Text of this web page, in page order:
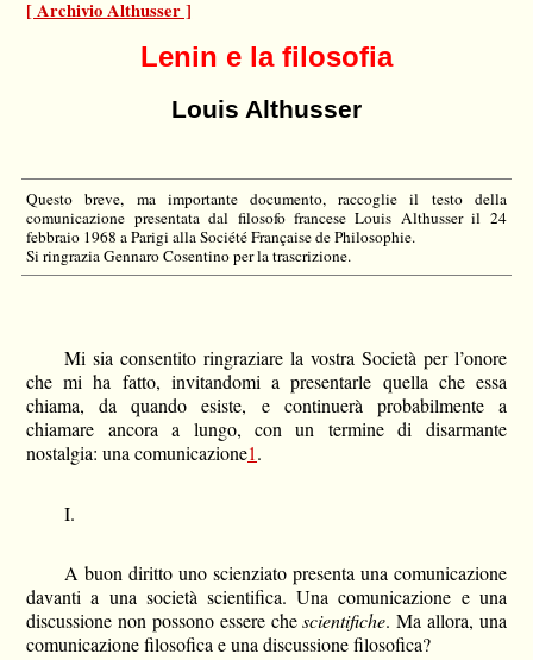
[ Archivio Althusser ]
Lenin e la filosofia
Louis Althusser
Questo breve, ma importante documento, raccoglie il testo della
comunicazione presentata dal filosofo francese Louis Althusser il 24
febbraio 1968 a Parigi alla Société Française de Philosophie.
Si ringrazia Gennaro Cosentino per la trascrizione.
Mi sia consentito ringraziare la vostra Società per l’onore
che mi ha fatto, invitandomi a presentarle quella che essa
chiama, da quando esiste, e continuerà probabilmente a
chiamare ancora a lungo, con un termine di disarmante
nostalgia: una comunicazione1.
I.
A buon diritto uno scienziato presenta una comunicazione
davanti a una società scientifica. Una comunicazione e una
discussione non possono essere chescientifiche. Ma allora, una
comunicazione filosofica e una discussione filosofica?